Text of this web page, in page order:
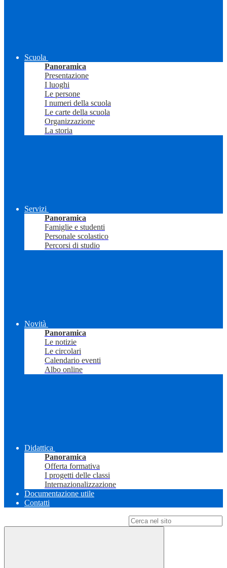
Scuola
Panoramica
Presentazione
I luoghi
Le persone
I numeri della scuola
Le carte della scuola
Organizzazione
La storia
Servizi
Panoramica
Famiglie e studenti
Personale scolastico
Percorsi di studio
Novità
Panoramica
Le notizie
Le circolari
Calendario eventi
Albo online
Didattica
Panoramica
Offerta formativa
I progetti delle classi
Internazionalizzazione
Documentazione utile
Contatti